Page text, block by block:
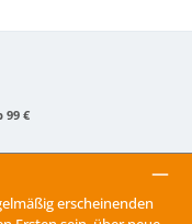
99 €
erscheinenden